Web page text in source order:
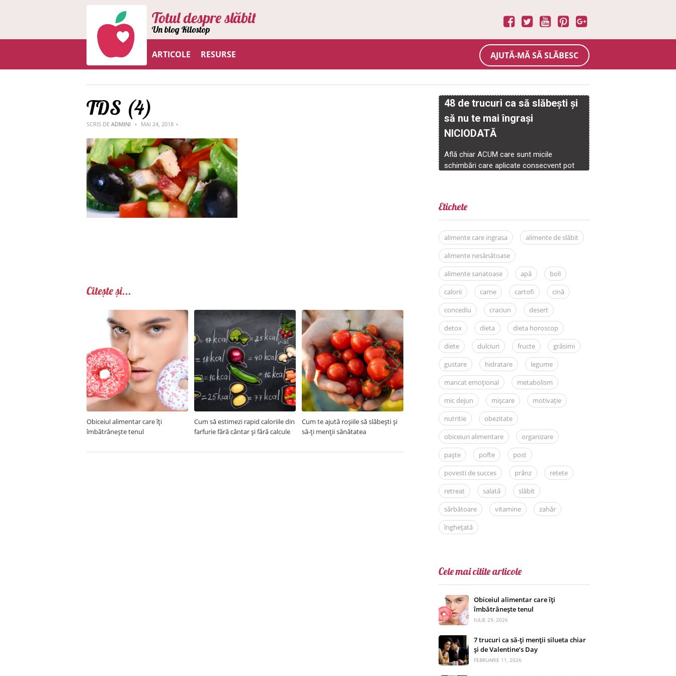
Totul despre slăbit
Un blog Kilostop
ARTICOLE RESURSE AJUTĂ-MĂ SĂ SLĂBESC
TDS (4)
SCRIS DE ADMINI MAI 24, 2018
Citește și...
Obiceiul alimentar care îți
îmbătrânește tenul
Cum să estimezi rapid caloriile din
farfurie fără cântar și fără calcule
Cum te ajută roșiile să slăbești și
să-ți menții sănătatea
Etichete
alimente care ingrasa
alimente de slăbit
alimente nesănătoase
alimente sanatoase
apă
boli
calorii
carne cartofi
cină
concediu
craciun
desert
detox
dieta
dieta horoscop
diete
dulciuri fructe
grăsimi
gustare
hidratare
legume
mancat emoțional
metabolism
mic dejun
mișcare
motivație
nutritie
obezitate
obiceiuri alimentare
organizare
paște
pofte
post
povesti de succes
prânz
retete
retreat
salată
slăbit
sărbătoare
vitamine
zahăr
înghețată
Cele mai citite articole
Obiceiul alimentar care îți
îmbătrânește tenul
IULIE 29, 2026
7 trucuri ca să-ți menții silueta chiar
și de Valentine’s Day
FEBRUARIE 11, 2026